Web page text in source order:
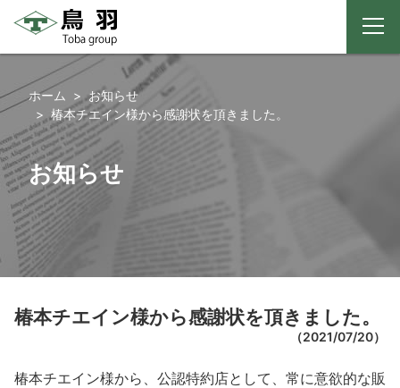
テ
ツ
へ
ス
キ
プ
ニ
ホーム
お知らせ
椿本チエイン様から感謝状を頂きました。
お知らせ
椿本チエイン様から感謝状を頂きました。
（2021/07/20）
椿本チエイン様から、公認特約店として、常に意欲的な販